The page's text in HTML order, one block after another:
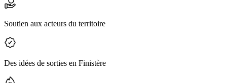
Soutien aux acteurs du territoire
Des idées de sorties en Finistère